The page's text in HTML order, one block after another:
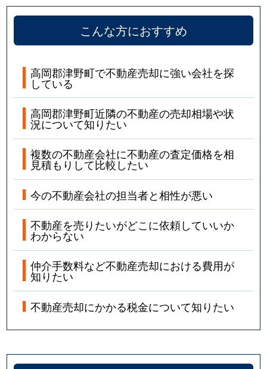
こんな方におすすめ
高岡郡津野町で不動産売却に強い会社を探
している
高岡郡津野町近隣の不動産の売却相場や状
況について知りたい
複数の不動産会社に不動産の査定価格を相
見積もりして比較したい
今の不動産会社の担当者と相性が悪い
不動産を売りたいがどこに依頼していいか
わからない
仲介手数料など不動産売却における費用が
知りたい
不動産売却にかかる税金について知りたい